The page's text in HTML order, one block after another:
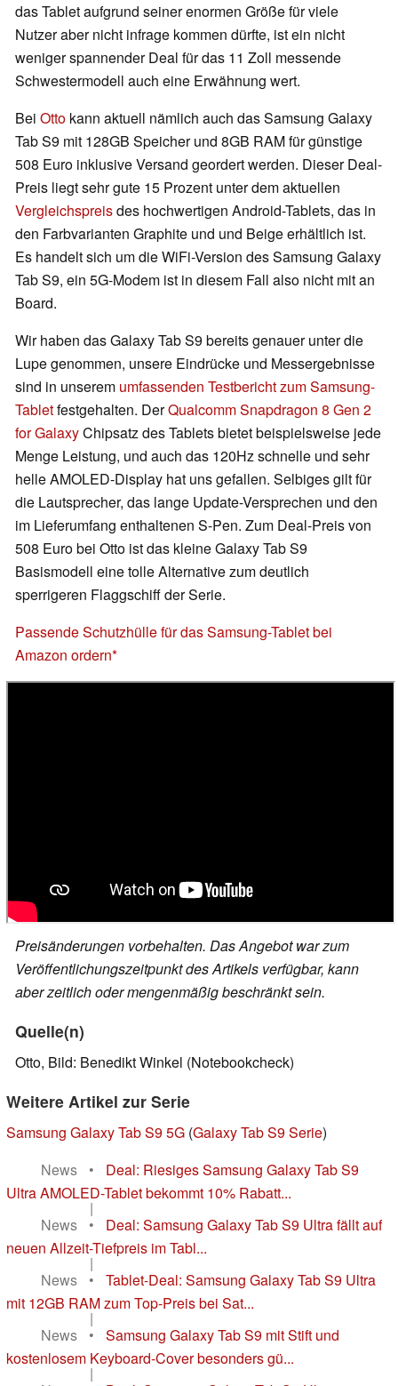
das Tablet aufgrund seiner enormen Größe für viele
Nutzer aber nicht infrage kommen dürfte, ist ein nicht
weniger spannender Deal für das 11 Zoll messende
Schwestermodell auch eine Erwähnung wert.
Bei Otto kann aktuell nämlich auch das Samsung Galaxy
Tab S9 mit 128GB Speicher und 8GB RAM für günstige
508 Euro inklusive Versand geordert werden. Dieser Deal-
Preis liegt sehr gute 15 Prozent unter dem aktuellen
Vergleichspreisdes hochwertigen Android-Tablets, das in
den Farbvarianten Graphite und und Beige erhältlich ist.
Es handelt sich um die WiFi-Version des Samsung Galaxy
Tab S9, ein 5G-Modem ist in diesem Fall also nicht mit an
Board.
Wir haben das Galaxy Tab S9 bereits genauer unter die
Lupe genommen, unsere Eindrücke und Messergebnisse
sind in unserem umfassenden Testbericht zum Samsung-
Tabletfestgehalten. DerQualcomm Snapdragon 8 Gen 2
for GalaxyChipsatz des Tablets bietet beispielsweise jede
Menge Leistung, und auch das 120Hz schnelle und sehr
helle AMOLED-Display hat uns gefallen. Selbiges gilt für
die Lautsprecher, das lange Update-Versprechen und den
im Lieferumfang enthaltenen S-Pen. Zum Deal-Preis von
508 Euro bei Otto ist das kleine Galaxy Tab S9
Basismodell eine tolle Alternative zum deutlich
sperrigeren Flaggschiff der Serie.
Passende Schutzhülle für das Samsung-Tablet bei
Amazon ordern
Preisänderungen vorbehalten. Das Angebot war zum
Veröffentlichungszeitpunkt des Artikels verfügbar, kann
aber zeitlich oder mengenmäßig beschränkt sein.
Quelle(n)
Otto, Bild: Benedikt Winkel (Notebookcheck)
Weitere Artikel zur Serie
Samsung Galaxy Tab S9 5G (Galaxy Tab S9 Serie)
News
•
Deal: Riesiges Samsung Galaxy Tab S9
Ultra AMOLED-Tablet bekommt 10% Rabatt...
|
News
•
Deal: Samsung Galaxy Tab S9 Ultra fällt auf
neuen Allzeit-Tiefpreis im Tabl...
|
News
•
Tablet-Deal: Samsung Galaxy Tab S9 Ultra
mit 12GB RAM zum Top-Preis bei Sat...
|
News
•
Samsung Galaxy Tab S9 mit Stift und
kostenlosem Keyboard-Cover besonders gü...
|